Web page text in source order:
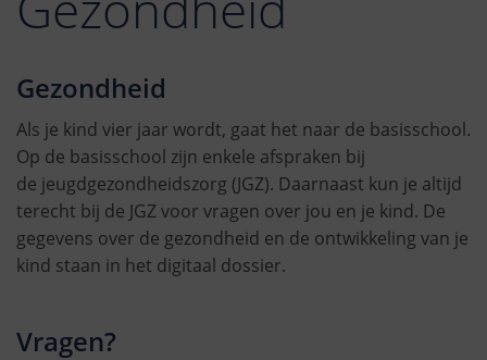
Gezondheid
Als je kind vier jaar wordt, gaat het naar de basisschool.
Op de basisschool zijn enkele afspraken bij
de jeugdgezondheidszorg (JGZ). Daarnaast kun je altijd
terecht bij de JGZ voor vragen over jou en je kind. De
gegevens over de gezondheid en de ontwikkeling van je
kind staan in het digitaal dossier.
Vragen?